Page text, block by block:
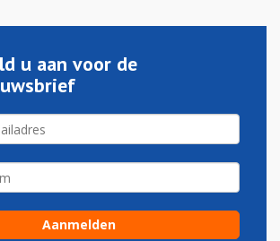
u aan voor de